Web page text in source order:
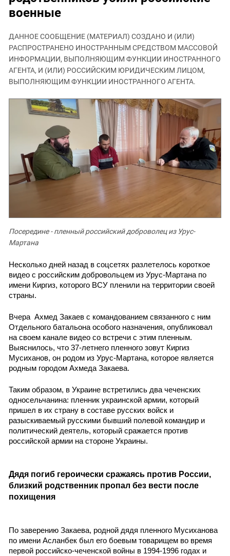
ЗАСТАВЛЯЕТ
ПРЕСЛЕДОВАНИЕ АКТИВИСТОВ
МОБИЛИЗАЦИЯ И ПРОТЕСТЫ
Дагестан
Кабардино-Балкария
Калмыкия
Карачаево-Черкесия
Нагорный Карабах
Российская Федерация
Ростовская область
Северная Осетия - Алания
СКФО
Ставропольский край
Южный Кавказ
ЮФО
военные
ДАННОЕ СООБЩЕНИЕ (МАТЕРИАЛ) СОЗДАНО И (ИЛИ)
РАСПРОСТРАНЕНО ИНОСТРАННЫМ СРЕДСТВОМ МАССОВОЙ
ИНФОРМАЦИИ, ВЫПОЛНЯЮЩИМ ФУНКЦИИ ИНОСТРАННОГО
АГЕНТА, И (ИЛИ) РОССИЙСКИМ ЮРИДИЧЕСКИМ ЛИЦОМ,
ВЫПОЛНЯЮЩИМ ФУНКЦИИ ИНОСТРАННОГО АГЕНТА.
Посередине - пленный российский доброволец из Урус-
Мартана
Несколько дней назад в соцсетях разлетелось короткое
видео с российским добровольцем из Урус-Мартана по
имени Киргиз, которого ВСУ пленили на территории своей
страны.
Вчера  Ахмед Закаев с командованием связанного с ним
Отдельного батальона особого назначения, опубликовал
на своем канале видео со встречи с этим пленным.
Выяснилось, что 37-летнего пленного зовут Киргиз
Мусиханов, он родом из Урус-Мартана, которое является
родным городом Ахмеда Закаева.
Таким образом, в Украине встретились два чеченских
односельчанина: пленник украинской армии, который
пришел в их страну в составе русских войск и
разыскиваемый русскими бывший полевой командир и
политический деятель, который сражается против
российской армии на стороне Украины.
Дядя погиб героически сражаясь против России,
близкий родственник пропал без вести после
похищения
По заверению Закаева, родной дядя пленного Мусиханова
по имени Асланбек был его боевым товарищем во время
первой российско-чеченской войны в 1994-1996 годах и